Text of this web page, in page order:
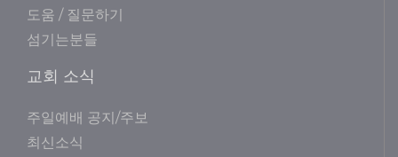
도움 / 질문하기
섬기는분들
교회 소식
주일예배 공지/주보
최신소식